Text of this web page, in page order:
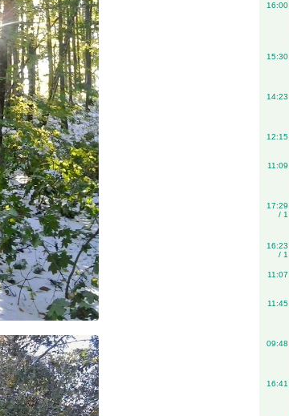
16:00
15:30
14:23
12:15
11:09
17:29
/ 1
16:23
/ 1
11:07
11:45
09:48
16:41